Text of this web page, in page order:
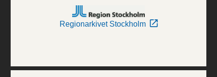
Regionarkivet Stockholm